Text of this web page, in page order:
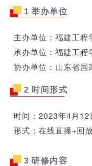
1 举办单位
主办单位： 福建工程
承办单位： 福建工程
协办单位：山东省国
2 时间形式
时间： 2023年4月 12
形式：在线直播+回
3 研修内容